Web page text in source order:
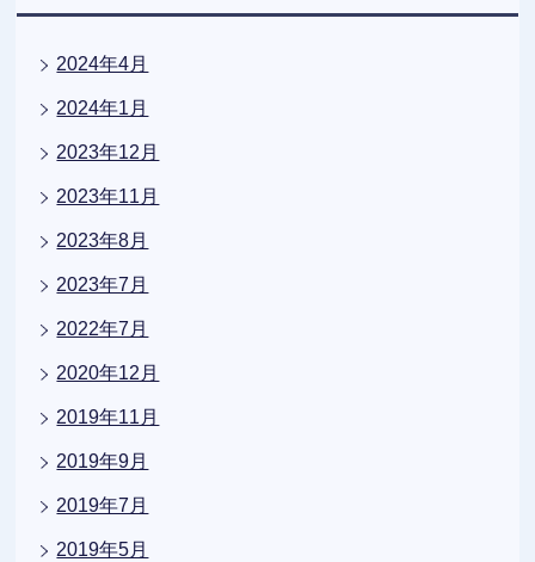
2024年4月
2024年1月
2023年12月
2023年11月
2023年8月
2023年7月
2022年7月
2020年12月
2019年11月
2019年9月
2019年7月
2019年5月